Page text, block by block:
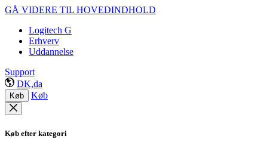
GÅ VIDERE TIL HOVEDINDHOLD
Logitech G
Erhverv
Uddannelse
Support
DK,da
Køb Køb
Køb efter kategori